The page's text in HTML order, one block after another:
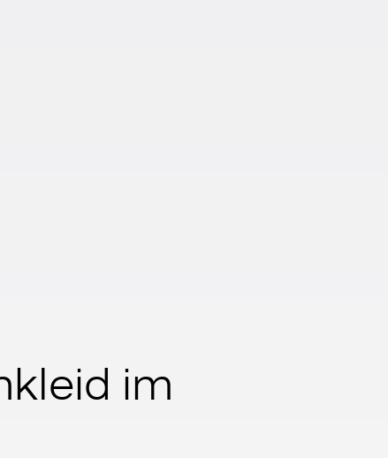
im